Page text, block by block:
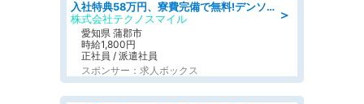
＞
入社特典58万円、寮費完備で無料!デンソーで働こう!自動車工場で小型部品の検査業務 denso aichi
株式会社テクノスマイル
愛知県 蒲郡市
時給1,800円
正社員 / 派遣社員
スポンサー：求人ボックス